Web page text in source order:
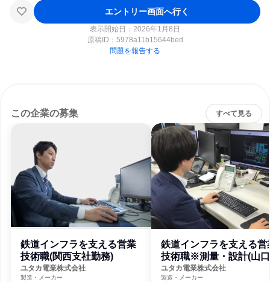
エントリー画面へ行く
表示開始日：2026年1月8日
原稿ID： 5978a11b15644bed
問題を報告する
この企業の募集 すべて見る
鉄道インフラを支える営業
技術職(関西支社勤務)
ユタカ電業株式会社
製造・メーカー
鉄道インフラを支える営
技術職※測量・設計(山
仙台勤務)
ユタカ電業株式会社
製造・メーカー